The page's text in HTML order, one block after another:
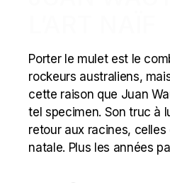
Porter le mulet est le
rockeurs australiens,
cette raison que Juan
tel specimen. Son truc à
retour aux racines,
natale. Plus les années